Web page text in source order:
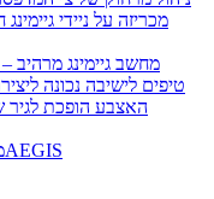
MSI GE72MVR 7RG Apache Pro – מחשב גיימינג מרהיב
טיפים לישיבה נכונה
"האצבע הופכת
מה עומד מאחוריי העיצוב של מחשב הAEGIS